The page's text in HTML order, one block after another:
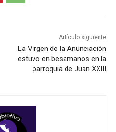
Artículo siguiente
La Virgen de la Anunciación
estuvo en besamanos en la
parroquia de Juan XXIII